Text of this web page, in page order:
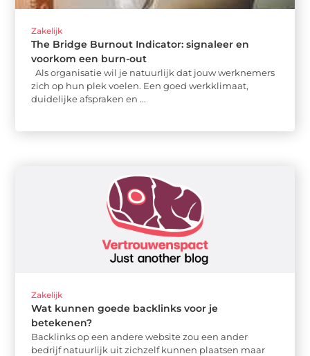
Zakelijk
The Bridge Burnout Indicator: signaleer en
voorkom een burn-out
Als organisatie wil je natuurlijk dat jouw werknemers
zich op hun plek voelen. Een goed werkklimaat,
duidelijke afspraken en ...
Zakelijk
Wat kunnen goede backlinks voor je
betekenen?
Backlinks op een andere website zou een ander
bedrijf natuurlijk uit zichzelf kunnen plaatsen maar